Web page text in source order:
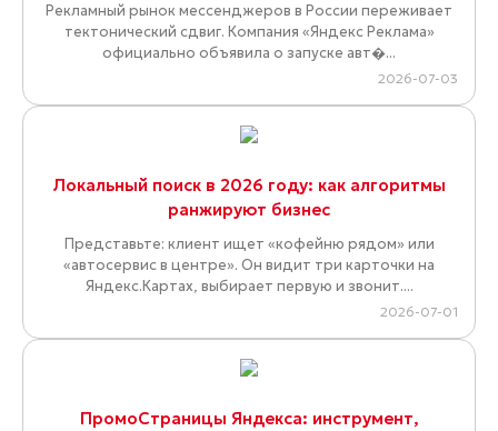
Рекламный рынок мессенджеров в России переживает
тектонический сдвиг. Компания «Яндекс Реклама»
официально объявила о запуске авт�...
2026-07-03
Локальный поиск в 2026 году: как алгоритмы
ранжируют бизнес
Представьте: клиент ищет «кофейню рядом» или
«автосервис в центре». Он видит три карточки на
Яндекс.Картах, выбирает первую и звонит....
2026-07-01
ПромоСтраницы Яндекса: инструмент,